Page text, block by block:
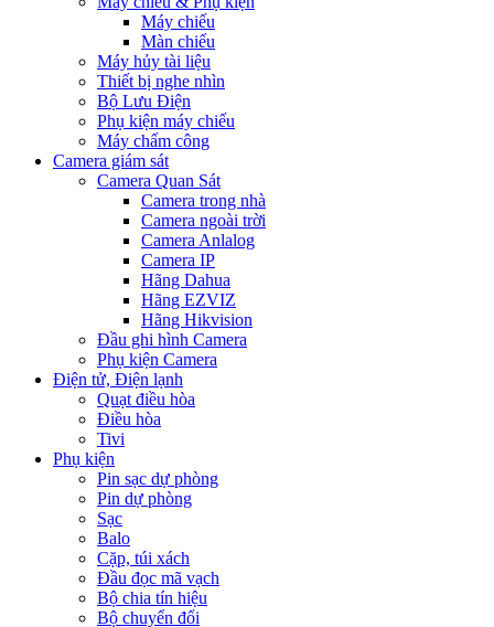
Máy chiếu
Màn chiếu
Máy hủy tài liệu
Thiết bị nghe nhìn
Bộ Lưu Điện
Phụ kiện máy chiếu
Máy chấm công
Camera giám sát
Camera Quan Sát
Camera trong nhà
Camera ngoài trời
Camera Anlalog
Camera IP
Hãng Dahua
Hãng EZVIZ
Hãng Hikvision
Đầu ghi hình Camera
Phụ kiện Camera
Điện tử, Điện lạnh
Quạt điều hòa
Điều hòa
Tivi
Phụ kiện
Pin sạc dự phòng
Pin dự phòng
Sạc
Balo
Cặp, túi xách
Đầu đọc mã vạch
Bộ chia tín hiệu
Bộ chuyển đổi